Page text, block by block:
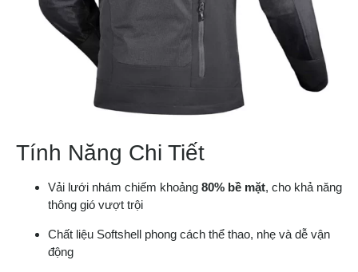
Tính Năng Chi Tiết
Vải lưới nhám chiếm khoảng 80% bề mặt, cho khả năng
thông gió vượt trội
Chất liệu Softshell phong cách thể thao, nhẹ và dễ vận
động